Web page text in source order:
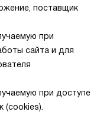
поставщик
при
сайта и для
при доступе
(cookies).